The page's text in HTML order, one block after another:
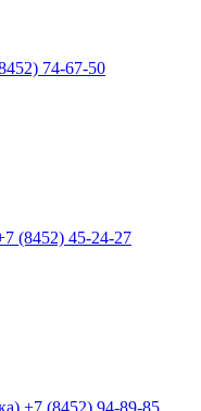
74-67-50
(8452) 45-24-27